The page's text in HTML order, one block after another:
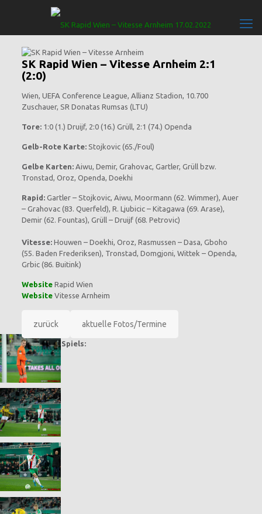
SK Rapid Wien – Vitesse Arnheim 2:1
(2:0)
Wien, UEFA Conference League, Allianz Stadion, 10.700
Zuschauer, SR Donatas Rumsas (LTU)
Tore:1:0 (1.) Druijf, 2:0 (16.) Grüll, 2:1 (74.) Openda
Gelb-Rote Karte:Stojkovic (65./Foul)
Gelbe Karten:Aiwu, Demir, Grahovac, Gartler, Grüll bzw.
Tronstad, Oroz, Openda, Doekhi
Rapid:Gartler – Stojkovic, Aiwu, Moormann (62. Wimmer), Auer
– Grahovac (83. Querfeld), R. Ljubicic – Kitagawa (69. Arase),
Demir (62. Fountas), Grüll – Druijf (68. Petrovic)
Vitesse:Houwen – Doekhi, Oroz, Rasmussen – Dasa, Gboho
(55. Baden Frederiksen), Tronstad, Domgjoni, Wittek – Openda,
Grbic (86. Buitink)
WebsiteRapid Wien
WebsiteVitesse Arnheim
zurück aktuelle Fotos/Termine
Bilder des Spiels: